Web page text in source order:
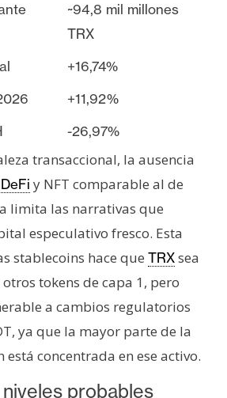
~94,8 mil millones
TRX
+16,74%
+11,92%
-26,97%
transaccional, la ausencia
DeFi y NFT comparable al de
limita las narrativas que
especulativo fresco. Esta
stablecoins hace que TRXsea
tokens de capa 1, pero
a cambios regulatorios
ya que la mayor parte de la
concentrada en ese activo.
probables